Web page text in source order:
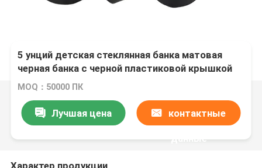
5 унций детская стеклянная банка матовая
черная банка с черной пластиковой крышкой
MOQ：50000 ПК
Лучшая цена контактные
данные
Характер продукции